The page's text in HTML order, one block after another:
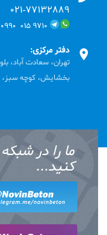
۰۲۱-۷۷۱٣۲۸۸۹
۹۷۱۰ ۰۱۵ ۰۹۹۰
دفتر مرکزی:
تهران، سعادت آباد،
بخشایش، کوچه سبز،
ما را در
کنید...